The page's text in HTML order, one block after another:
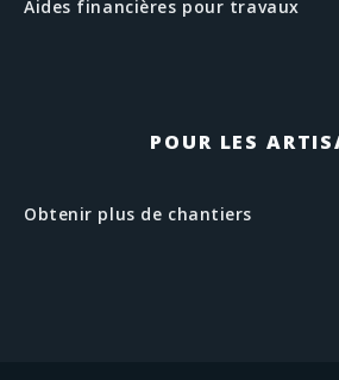
Aides financières pour travaux
POUR LES
Obtenir plus de chantiers